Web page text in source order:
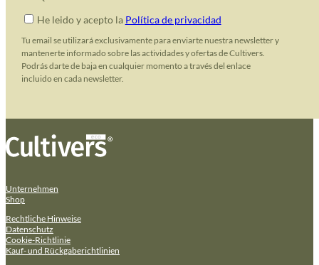
He leido y acepto la Política de privacidad
Tu email se utilizará exclusivamente para enviarte nuestra newsletter y
mantenerte informado sobre las actividades y ofertas de Cultivers.
Podrás darte de baja en cualquier momento a través del enlace
incluido en cada newsletter.
Unternehmen
Shop
Rechtliche Hinweise
Datenschutz
Cookie-Richtlinie
Kauf- und Rückgaberichtlinien